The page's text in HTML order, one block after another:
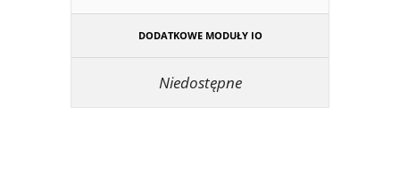
DODATKOWE MODUŁY IO
Niedostępne